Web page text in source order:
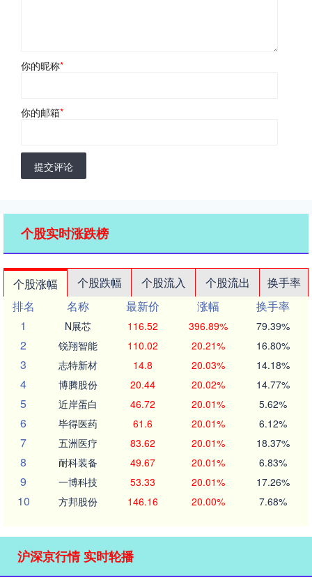
你的昵称*
你的邮箱*
提交评论
个股实时涨跌榜
个股涨幅 个股跌幅 个股流入 个股流出
换手率
排名
名称 最新价 涨幅
换手率
1
N展芯 116.52 396.89% 79.39%
2 锐翔智能 110.02 20.21% 16.80%
3 志特新材 14.8 20.03% 14.18%
4 博腾股份 20.44 20.02% 14.77%
5 近岸蛋白 46.72 20.01% 5.62%
6 毕得医药 61.6 20.01% 6.12%
7 五洲医疗 83.62 20.01% 18.37%
8 耐科装备 49.67 20.01% 6.83%
9 一博科技 53.33 20.01% 17.26%
10 方邦股份 146.16 20.00% 7.68%
沪深京行情 实时轮播